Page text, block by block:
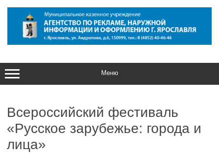
содержимому
Меню
Всероссийский фестиваль
«Русское зарубежье: города и
лица»